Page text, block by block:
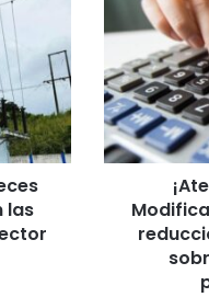
las
Modificación
ley
beneficia
con
la
reducción